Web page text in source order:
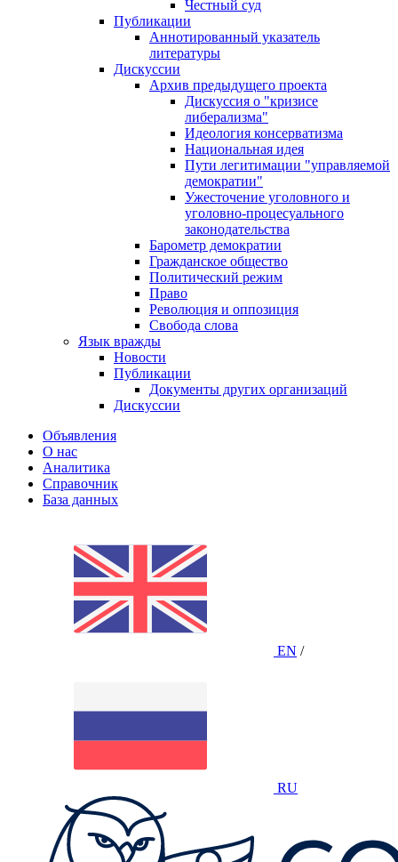
Честный суд
Публикации
Аннотированный указатель
литературы
Дискуссии
Архив предыдущего проекта
Дискуссия о "кризисе
либерализма"
Идеология консерватизма
Национальная идея
Пути легитимации "управляемой
демократии"
Ужесточение уголовного и
уголовно-процесуального
законодательства
Барометр демократии
Гражданское общество
Политический режим
Право
Революция и оппозиция
Свобода слова
Язык вражды
Новости
Публикации
Документы других организаций
Дискуссии
Объявления
О нас
Аналитика
Справочник
База данных
EN /
RU